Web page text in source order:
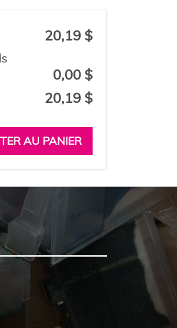
20,19 $
0,00 $
20,19 $
AU PANIER